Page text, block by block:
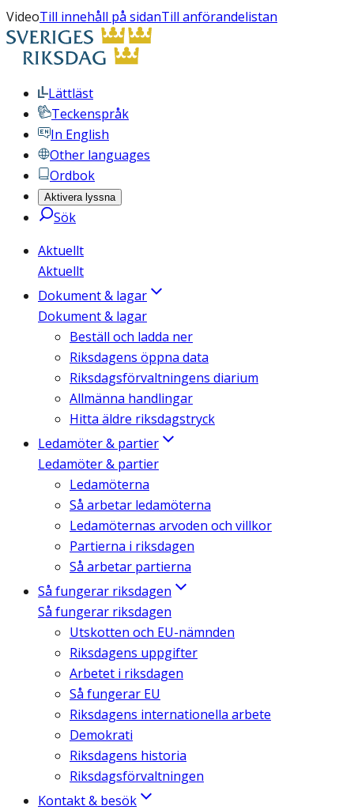
VideoTill innehåll på sidanTill anförandelistan
Lättläst
Teckenspråk
In English
Other languages
Ordbok
Aktivera lyssna
Sök
Aktuellt
Aktuellt
Dokument & lagar
Dokument & lagar
Beställ och ladda ner
Riksdagens öppna data
Riksdagsförvaltningens diarium
Allmänna handlingar
Hitta äldre riksdagstryck
Ledamöter & partier
Ledamöter & partier
Ledamöterna
Så arbetar ledamöterna
Ledamöternas arvoden och villkor
Partierna i riksdagen
Så arbetar partierna
Så fungerar riksdagen
Så fungerar riksdagen
Utskotten och EU-nämnden
Riksdagens uppgifter
Arbetet i riksdagen
Så fungerar EU
Riksdagens internationella arbete
Demokrati
Riksdagens historia
Riksdagsförvaltningen
Kontakt & besök